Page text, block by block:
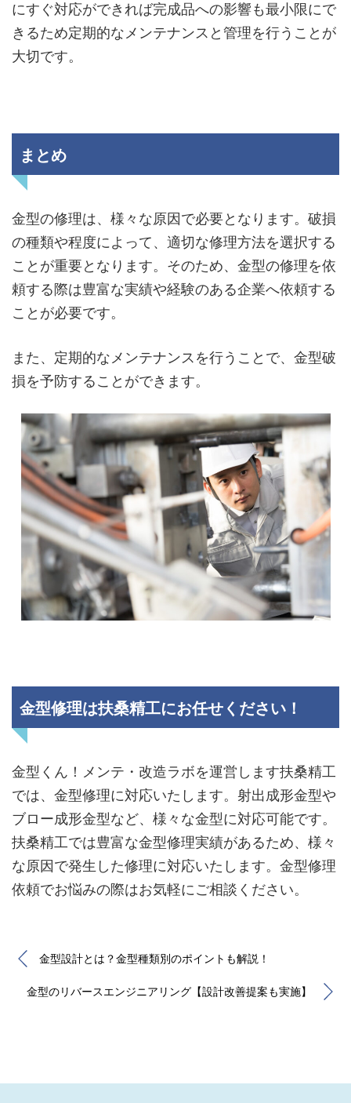
にすぐ対応ができれば完成品への影響も最小限にで
きるため定期的なメンテナンスと管理を行うことが
大切です。
まとめ
金型の修理は、様々な原因で必要となります。破損
の種類や程度によって、適切な修理方法を選択する
ことが重要となります。そのため、金型の修理を依
頼する際は豊富な実績や経験のある企業へ依頼する
ことが必要です。
また、定期的なメンテナンスを行うことで、金型破
損を予防することができます。
金型修理は扶桑精工にお任せください！
金型くん！メンテ・改造ラボを運営します扶桑精工
では、金型修理に対応いたします。射出成形金型や
ブロー成形金型など、様々な金型に対応可能です。
扶桑精工では豊富な金型修理実績があるため、様々
な原因で発生した修理に対応いたします。金型修理
依頼でお悩みの際はお気軽にご相談ください。
金型設計とは？金型種類別のポイントも解説！
金型のリバースエンジニアリング【設計改善提案も実施】